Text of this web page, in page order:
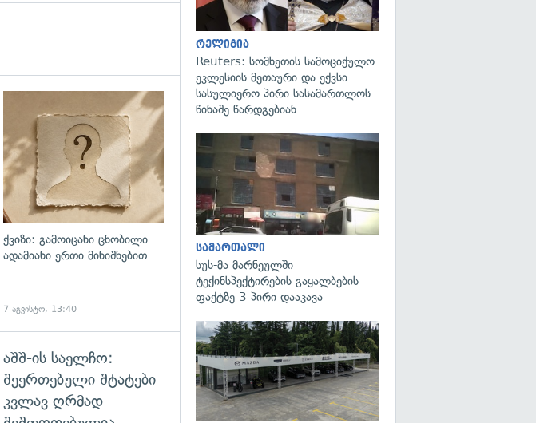
ქვიზი: გამოიცანი ცნობილი
ადამიანი ერთი მინიშნებით
7 აგვისტო, 13:40
გადახედვა
აშშ-ის საელჩო:
შეერთებული შტატები
კვლავ ღრმად
რელიგია
Reuters: სომხეთის სამოციქულო
ეკლესიის მეთაური და ექვსი
სასულიერო პირი სასამართლოს
წინაშე წარდგებიან
სამართალი
სუს-მა მარნეულში
ტექინსპექტირების გაყალბების
ფაქტზე 3 პირი დააკავა